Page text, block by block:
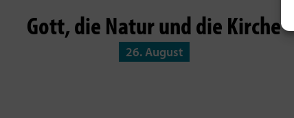
Gott, die Natur und die Kirche
26. August